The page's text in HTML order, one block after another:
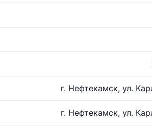
г. Нефтекамск, ул.
г. Нефтекамск, ул.